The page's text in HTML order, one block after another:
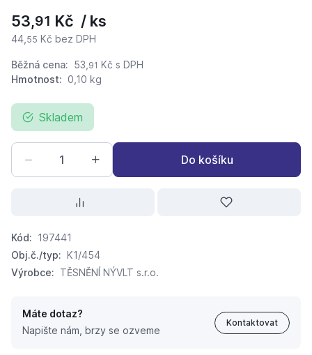
53,91 Kč / ks
44, 55 Kč bez DPH
Běžná cena: 53, 91 Kč s DPH
Hmotnost: 0,10 kg
Skladem
Do košíku
Kód: 197441
Obj.č./typ: K1/454
Výrobce: TĚSNĚNÍ NÝVLT s.r.o.
Máte dotaz?
Napište nám, brzy se ozveme
Kontaktovat